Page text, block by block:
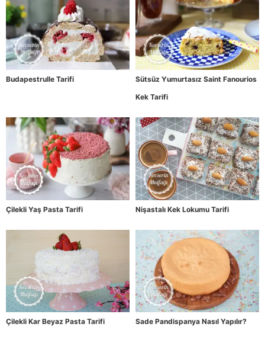
Budapestrulle Tarifi
Sütsüz Yumurtasız Saint Fanourios
Kek Tarifi
Çilekli Yaş Pasta Tarifi Nişastalı Kek Lokumu Tarifi
Çilekli Kar Beyaz Pasta Tarifi Sade Pandispanya Nasıl Yapılır?